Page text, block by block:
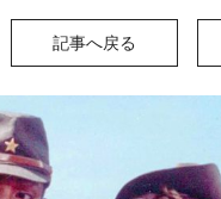
記事へ戻る